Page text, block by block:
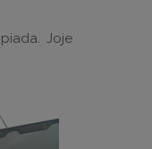
Joje